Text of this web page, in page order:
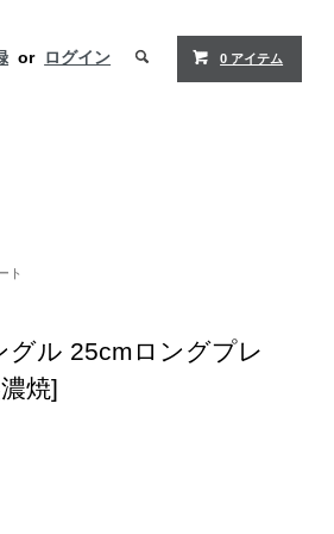
or ログイン 0 アイテム
ト
グル 25cmロングプレ
焼]